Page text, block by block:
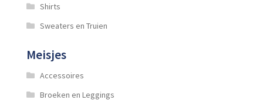
Shirts
Sweaters en Truien
Meisjes
Accessoires
Broeken en Leggings